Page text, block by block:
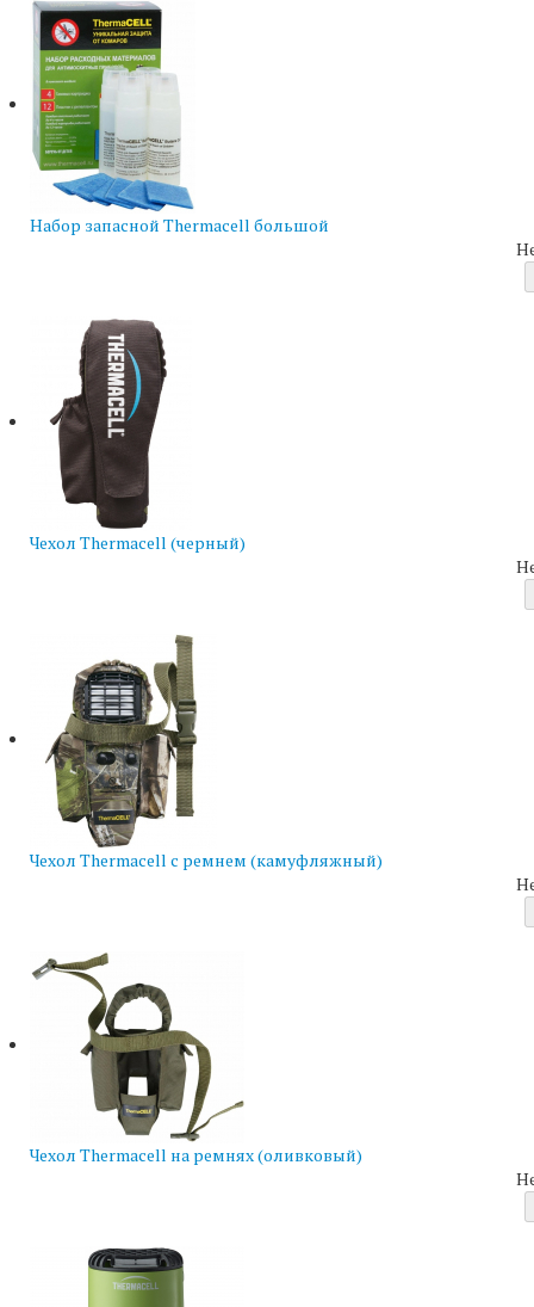
Набор запасной Thermacell большой
Чехол Thermacell (черный)
Чехол Thermacell с ремнем (камуфляжный)
Чехол Thermacell на ремнях (оливковый)